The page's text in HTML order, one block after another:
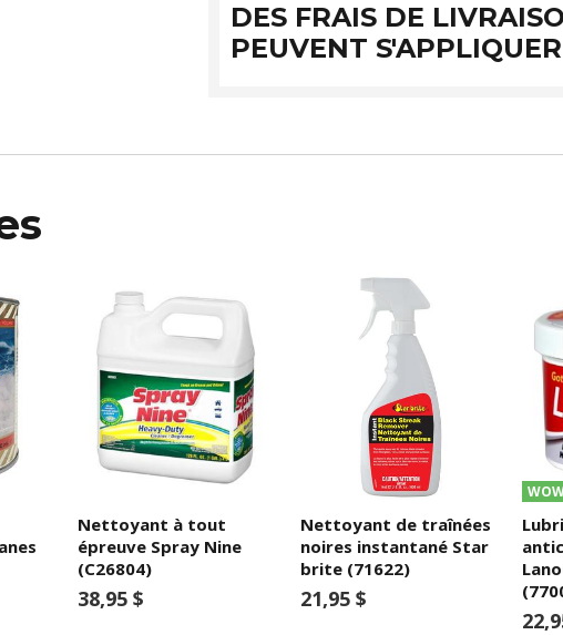
DES FRAIS DE
PEUVENT S'APPLIQUER
Nettoyant à tout
épreuve Spray Nine
(C26804)
38,95 $
Nettoyant de traînées
noires instantané Star
brite (71622)
21,95 $